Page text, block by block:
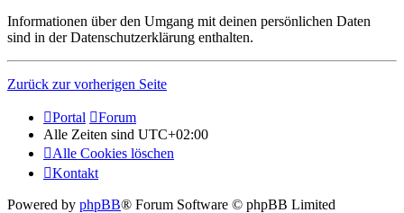
Informationen über den Umgang mit deinen persönlichen Daten
sind in der Datenschutzerklärung enthalten.
Zurück zur vorherigen Seite
Portal
Forum
Alle Zeiten sind UTC+02:00
Alle Cookies löschen
Kontakt
Powered by phpBB® Forum Software © phpBB Limited